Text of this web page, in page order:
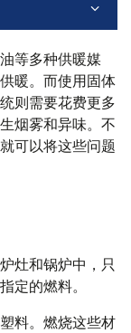
等多种供暖媒
暖。而使用固体
则需要花费更多
烟雾和异味。不
可以将这些问题
灶和锅炉中，只
定的燃料。
料。 燃烧这些材